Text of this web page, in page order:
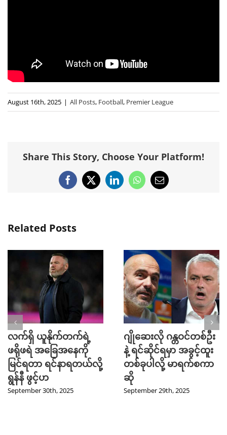
August 16th, 2025 | All Posts, Football, Premier League
Share This Story, Choose Your Platform!
Facebook
X LinkedInWhatsApp
Email
Related Posts
လက်ရှိ ယူနိုက်တက်ရဲ့
ဖရိုဖရဲ အခြေအနေကို
မြင်ရတာ ရင်နာရတယ်လို့
ရွန်နီ ဖွင့်ဟ
September 30th, 2025
ဂျိုဆေးလို ဂန္တဝင်တစ်ဦး
နဲ့ ရင်ဆိုင်ရမှာ အခွင့်ထူး
တစ်ခုပါလို့ မာရက်စကာ
ဆို
September 29th, 2025